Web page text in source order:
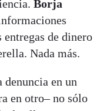
Borja
de dinero
Nada más.
denuncia en un
en otro– no sólo